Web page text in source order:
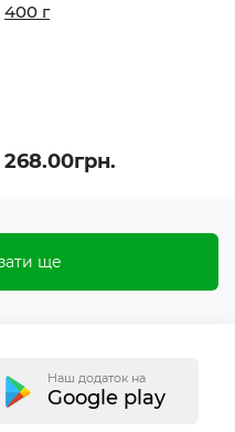
400 г
268.00грн.
ще
Наш додаток на
Google play